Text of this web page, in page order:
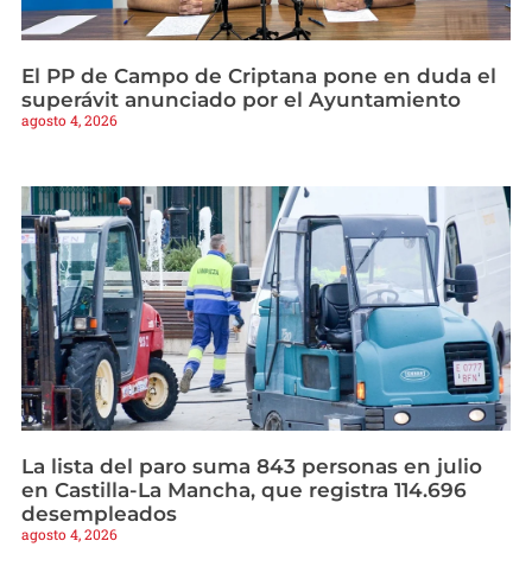
El PP de Campo de Criptana pone en duda el
superávit anunciado por el Ayuntamiento
agosto 4, 2026
La lista del paro suma 843 personas en julio
en Castilla-La Mancha, que registra 114.696
desempleados
agosto 4, 2026